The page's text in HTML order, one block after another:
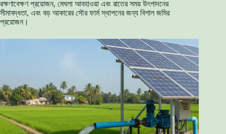
রক্ষণাবেক্ষণ প্রয়োজন, মেঘলা আবহাওয়া এবং রাতের সময় উৎপাদনের
সীমাবদ্ধতা, এবং বড় আকারের সৌর ফার্ম স্থাপনের জন্য বিশাল জমির
প্রয়োজন।